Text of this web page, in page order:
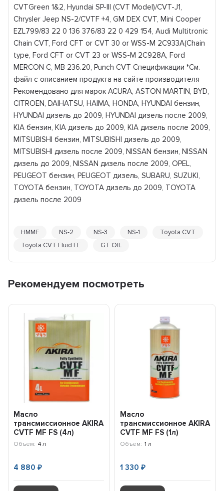
CVTGreen 1&2, Hyundai SP-III (CVT Model)/CVT-J1,
Chrysler Jeep NS-2/CVTF +4, GM DEX CVT, Mini Cooper
EZL799/83 22 0 136 376/83 22 0 429 154, Audi Multitronic
Chain CVT, Ford CFT or CVT 30 or WSS-M 2C933A(Chain
type, Ford CFT or CVT 23 or WSS-M 2C928A, Ford
MERCON C, MB 236.20, Punch CVT Спецификации *См.
файл с описанием продукта на сайте производителя
Рекомендовано для марок ACURA, ASTON MARTIN, BYD,
CITROEN, DAIHATSU, HAIMA, HONDA, HYUNDAI бензин,
HYUNDAI дизель до 2009, HYUNDAI дизель после 2009,
KIA бензин, KIA дизель до 2009, KIA дизель после 2009,
MITSUBISHI бензин, MITSUBISHI дизель до 2009,
MITSUBISHI дизель после 2009, NISSAN бензин, NISSAN
дизель до 2009, NISSAN дизель после 2009, OPEL,
PEUGEOT бензин, PEUGEOT дизель, SUBARU, SUZUKI,
TOYOTA бензин, TOYOTA дизель до 2009, TOYOTA
дизель после 2009
HMMF NS-2 NS-3 NS-1
Toyota CVT
Toyota CVT Fluid FE
GT OIL
Рекомендуем посмотреть
Масло
трансмиссионное AKIRA
CVTF MF FS (4л)
A00033248-004
Объем: 4 л
4 880₽
Масло
трансмиссионное AKIRA
CVTF MF FS (1л)
A00033247-001
Объем: 1 л
1 330 ₽